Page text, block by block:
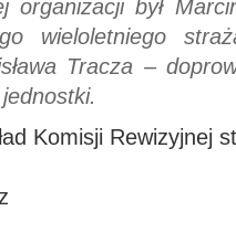
organizacji był
wieloletniego
Tracza –
Komisji Rewizyjnej